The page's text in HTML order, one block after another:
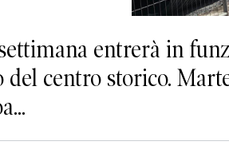
entrerà in
centro storico.